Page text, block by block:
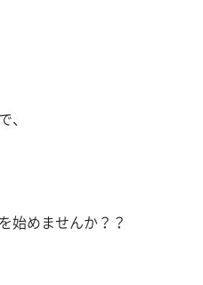
、
始めませんか？？